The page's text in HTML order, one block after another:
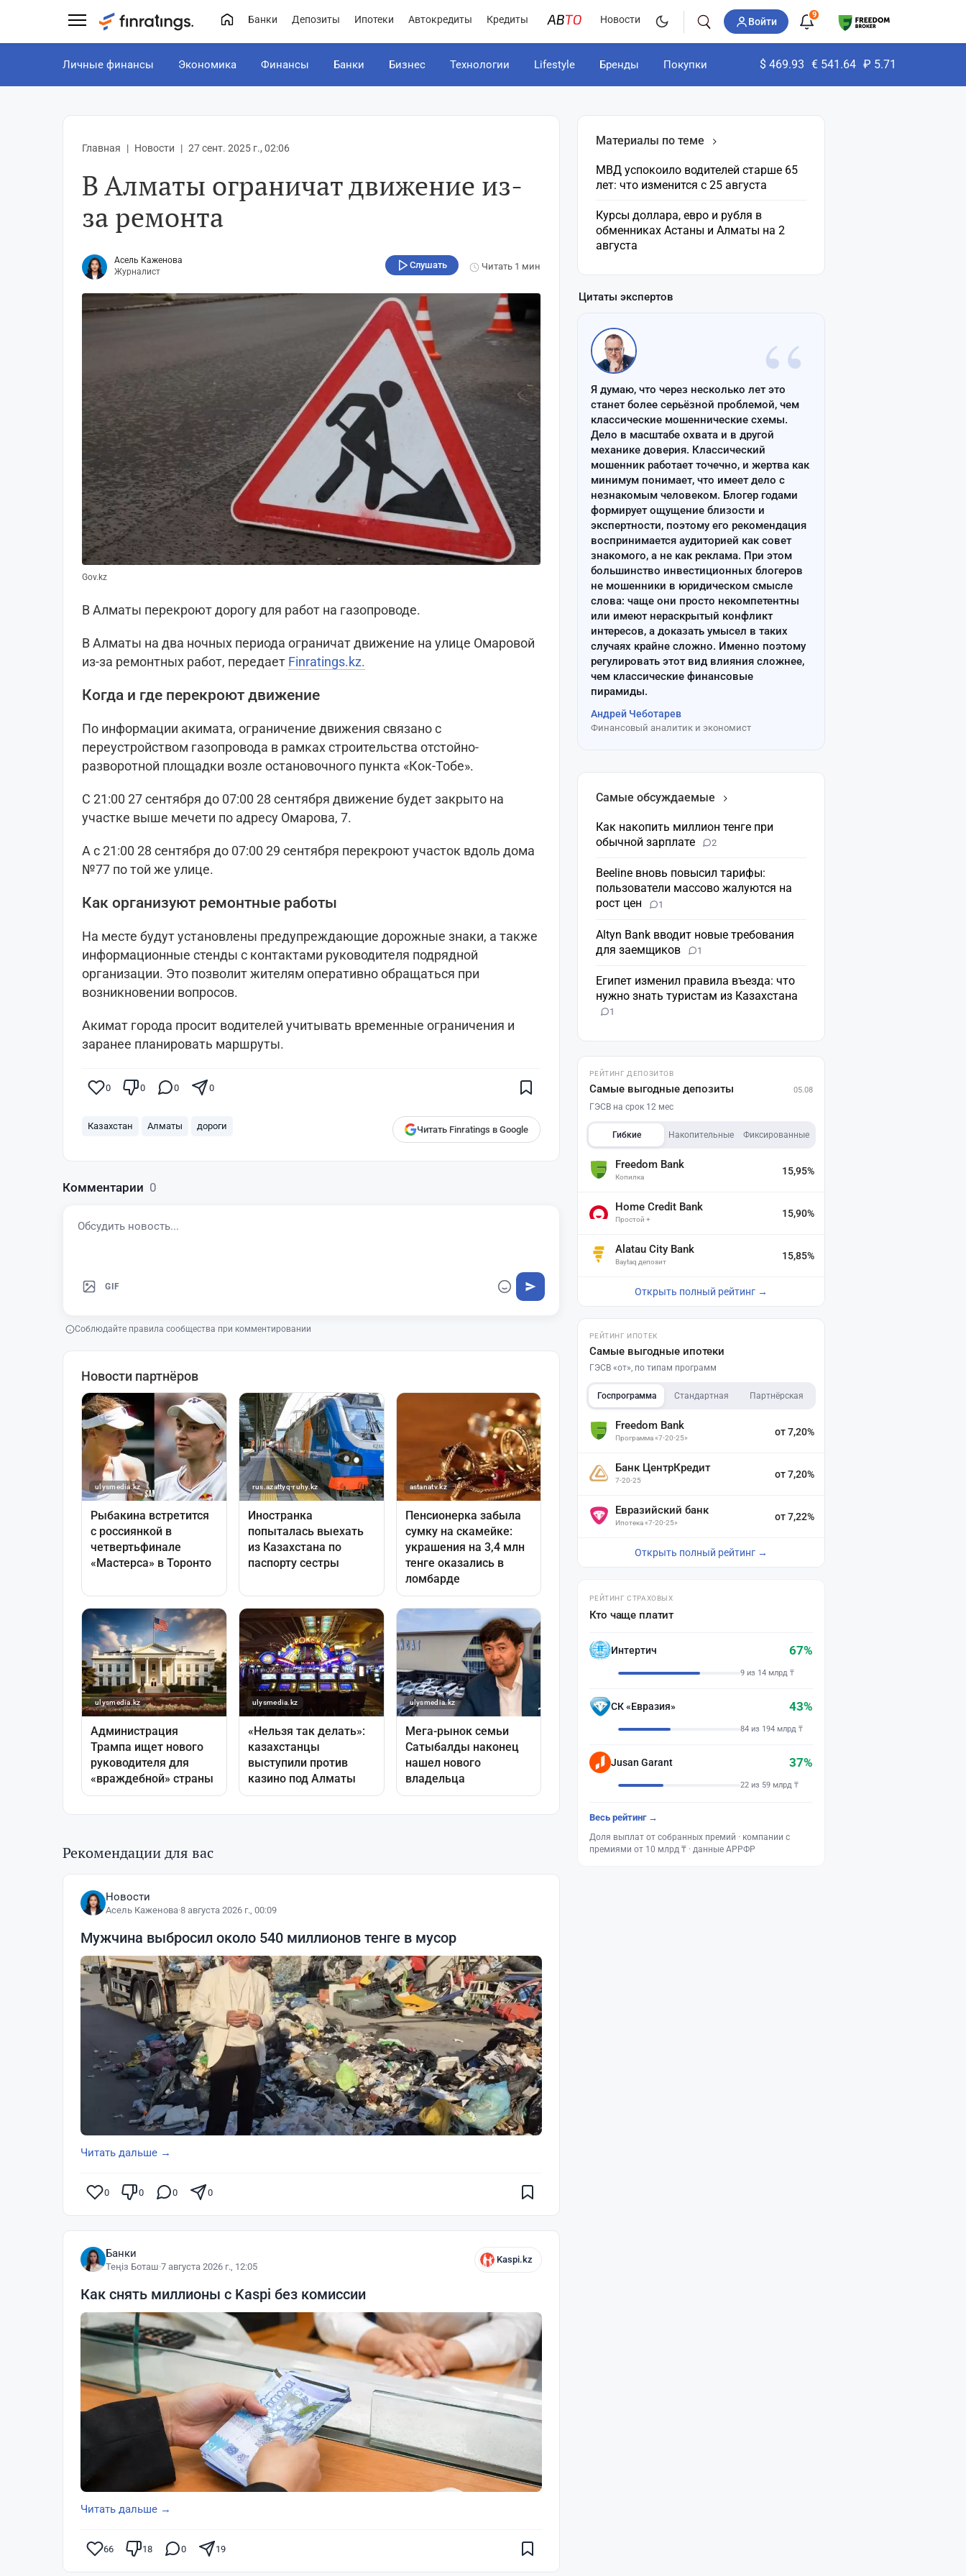
Банки Депозиты Ипотеки Автокредиты Кредиты Новости Войти
9
Личные финансы Экономика Финансы Банки Бизнес Технологии Lifestyle Бренды Покупки $ 469.93 € 541.64 ₽ 5.71
Главная Новости 27 сент. 2025 г., 02:06
В Алматы ограничат движение из-
за ремонта
Асель Каженова
Журналист
Слушать Читать 1 мин
Gov.kz
В Алматы перекроют дорогу для работ на газопроводе.
В Алматы на два ночных периода ограничат движение на улице Омаровой
из-за ремонтных работ, передает Finratings.kz.
Когда и где перекроют движение
По информации акимата, ограничение движения связано с
переустройством газопровода в рамках строительства отстойно-
разворотной площадки возле остановочного пункта «Кок-Тобе».
С 21:00 27 сентября до 07:00 28 сентября движение будет закрыто на
участке выше мечети по адресу Омарова, 7.
А с 21:00 28 сентября до 07:00 29 сентября перекроют участок вдоль дома
№77 по той же улице.
Как организуют ремонтные работы
На месте будут установлены предупреждающие дорожные знаки, а также
информационные стенды с контактами руководителя подрядной
организации. Это позволит жителям оперативно обращаться при
возникновении вопросов.
Акимат города просит водителей учитывать временные ограничения и
заранее планировать маршруты.
0 0 0 0
Казахстан Алматы дороги Читать Finratings в Google
Комментарии 0
GIF
Соблюдайте правила сообщества при комментировании
Рекомендации для вас
Новости
Асель Каженова·8 августа 2026 г., 00:09
Мужчина выбросил около 540 миллионов тенге в мусор
Читать дальше →
0 0 0 0
Банки
Теңіз Боташ·7 августа 2026 г., 12:05
Kaspi.kz
Как снять миллионы с Kaspi без комиссии
Читать дальше →
66 18 0 19
Материалы по теме
МВД успокоило водителей старше 65
лет: что изменится с 25 августа
Курсы доллара, евро и рубля в
обменниках Астаны и Алматы на 2
августа
Цитаты экспертов
“
Я думаю, что через несколько лет это
станет более серьёзной проблемой, чем
классические мошеннические схемы.
Дело в масштабе охвата и в другой
механике доверия. Классический
мошенник работает точечно, и жертва как
минимум понимает, что имеет дело с
незнакомым человеком. Блогер годами
формирует ощущение близости и
экспертности, поэтому его рекомендация
воспринимается аудиторией как совет
знакомого, а не как реклама. При этом
большинство инвестиционных блогеров
не мошенники в юридическом смысле
слова: чаще они просто некомпетентны
или имеют нераскрытый конфликт
интересов, а доказать умысел в таких
случаях крайне сложно. Именно поэтому
регулировать этот вид влияния сложнее,
чем классические финансовые
пирамиды.
Андрей Чеботарев
Финансовый аналитик и экономист
Самые обсуждаемые
Как накопить миллион тенге при
обычной зарплате
2
Beeline вновь повысил тарифы:
пользователи массово жалуются на
рост цен
1
Altyn Bank вводит новые требования
для заемщиков
1
Египет изменил правила въезда: что
нужно знать туристам из Казахстана
1
РЕЙТИНГ ДЕПОЗИТОВ
Самые выгодные депозиты 05.08
ГЭСВ на срок 12 мес
Гибкие Накопительные Фиксированные
Freedom Bank
Копилка
15,95%
Home Credit Bank
Простой +
15,90%
Alatau City Bank
Baytaq депозит
15,85%
Открыть полный рейтинг →
РЕЙТИНГ ИПОТЕК
Самые выгодные ипотеки
ГЭСВ «от», по типам программ
Госпрограмма Стандартная Партнёрская
Freedom Bank
Программа «7-20-25»
от 7,20%
Банк ЦентрКредит
7-20-25
от 7,20%
Евразийский банк
Ипотека «7-20-25»
от 7,22%
Открыть полный рейтинг →
РЕЙТИНГ СТРАХОВЫХ
Кто чаще платит
Интертич 67%
9 из 14 млрд ₸
СК «Евразия» 43%
84 из 194 млрд ₸
Jusan Garant 37%
22 из 59 млрд ₸
Весь рейтинг →
Доля выплат от собранных премий · компании с
премиями от 10 млрд ₸ · данные АРРФР